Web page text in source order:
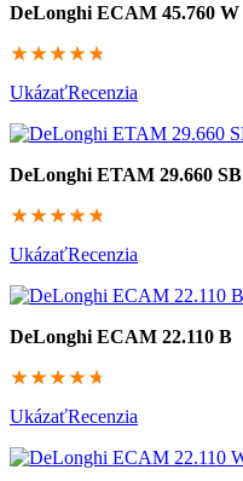
DeLonghi ECAM 45.760 W
94.6
UkázaťRecenzia
DeLonghi ETAM 29.660 SB
94.4
UkázaťRecenzia
DeLonghi ECAM 22.110 B
94.2
UkázaťRecenzia